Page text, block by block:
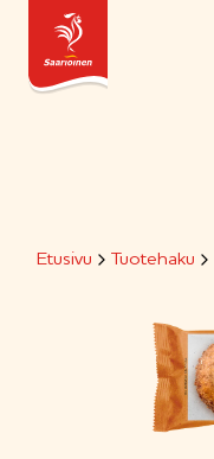
Hyppää
sisältöön
Etusivu Tuotehaku